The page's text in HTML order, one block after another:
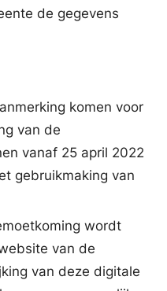
de gegevens
komen voor
van de
vanaf 25 april 2022
gebruikmaking van
wordt
van de
van deze digitale